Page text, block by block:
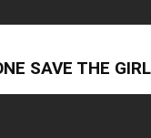
SAVE THE